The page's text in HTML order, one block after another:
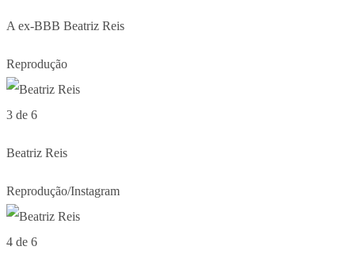
A ex-BBB Beatriz Reis
Reprodução
3 de 6
Beatriz Reis
Reprodução/Instagram
4 de 6